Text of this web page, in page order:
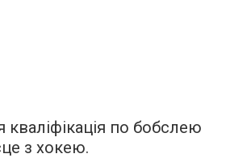
кваліфікація по бобслею
з хокею.